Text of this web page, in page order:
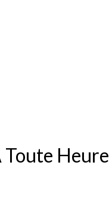
Toute Heure